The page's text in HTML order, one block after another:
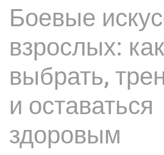
Боевые
взрослых: как
выбрать,
и оставаться
здоровым